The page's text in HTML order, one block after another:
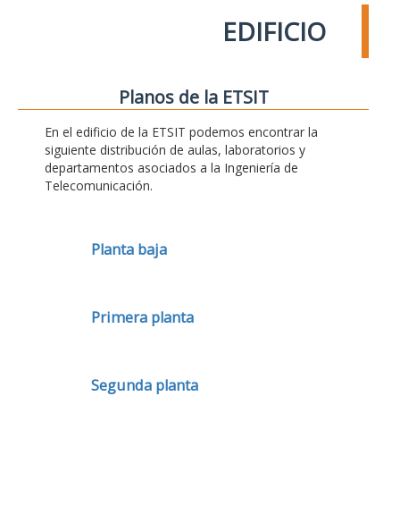
EDIFICIO
Planos de la ETSIT
En el edificio de la ETSIT podemos encontrar la
siguiente distribución de aulas, laboratorios y
departamentos asociados a la Ingeniería de
Telecomunicación.
Planta baja
Primera planta
Segunda planta